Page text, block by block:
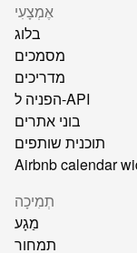
אֶמְצָעִי
בלוג
מסמכים
מדריכים
הפניה ל-API
בוני אתרים
תוכנית שותפים
Airbnb calendar
תְמִיכָה
מַגָע
תמחור